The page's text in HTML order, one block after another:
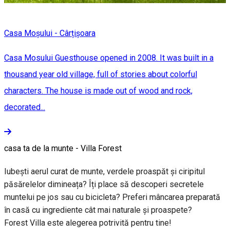
Casa Moșului - Cârțișoara
Casa Mosului Guesthouse opened in 2008. It was built in a
thousand year old village, full of stories about colorful
characters. The house is made out of wood and rock,
decorated...
casa ta de la munte - Villa Forest
Iubești aerul curat de munte, verdele proaspăt și ciripitul
păsărelelor dimineața? Îți place să descoperi secretele
muntelui pe jos sau cu bicicleta? Preferi mâncarea preparată
în casă cu ingrediente cât mai naturale și proaspete?
Forest Villa este alegerea potrivită pentru tine!